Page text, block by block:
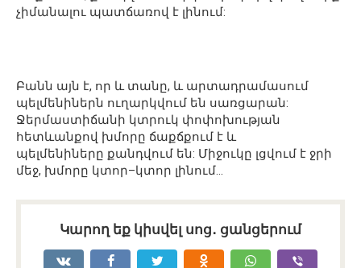
չիմանալու պատճառով է լինում:
Բանն այն է, որ և տանը, և արտադրամասում
պելմենիներն ուղարկվում են սառցարան:
Ջերմաստիճանի կտրուկ փոփոխության
հետևանքով խմորը ճաքճքում է և
պելմենիները քանդվում են: Միջուկը լցվում է ջրի
մեջ, խմորը կտոր–կտոր լինում
Կարող եք կիսվել սոց․ ցանցերում